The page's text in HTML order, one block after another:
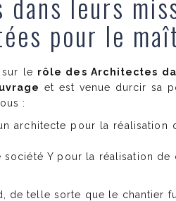
pour le
sur le rôle des Architectes
et est venue durcir sa
:
architecte pour la réalisation
société Y pour la réalisation de
de telle sorte que le chantier